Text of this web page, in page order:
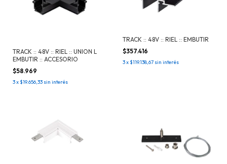
TRACK :: 48V :: RIEL :: UNION L
EMBUTIR :: ACCESORIO
$58.969
3x$19.656,33 sin interés
TRACK :: 48V :: RIEL :: EMBUTIR
$357.416
3x$119.138,67 sin interés